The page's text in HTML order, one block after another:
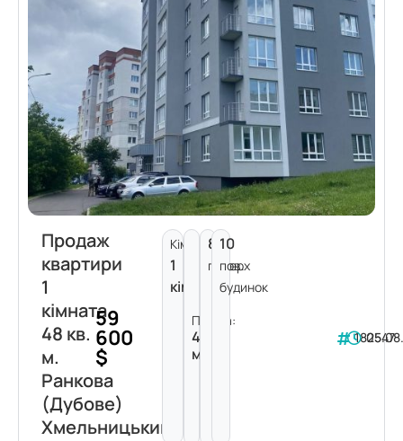
Продаж
квартири
1
кімната
48 кв.
м.
Ранкова
(Дубове)
Хмельницький
59
600
$
Кімнат:
1
кімната
Площа:
48
м²
8
поверх
10
пов.
будинок
182547